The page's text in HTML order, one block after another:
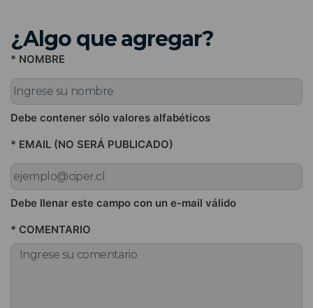
¿Algo que agregar?
* NOMBRE
Debe contener sólo valores alfabéticos
* EMAIL (NO SERÁ PUBLICADO)
Debe llenar este campo con un e-mail válido
* COMENTARIO